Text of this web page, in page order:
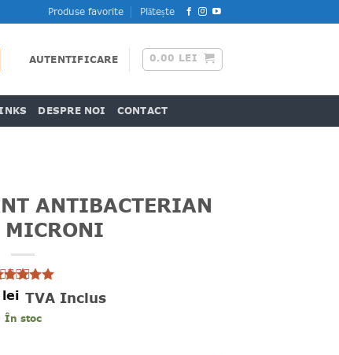
Produse favorite Plătește
AUTENTIFICARE 0.00 LEI
DESPRE NOI CONTACT
ANTIBACTERIAN
MICRONI
la
din 5 pe
unei
lei TVA Inclus
În stoc
10" 5 MICRONI